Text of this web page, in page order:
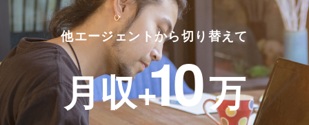
他エージェントから切り替えて
月収+10 万